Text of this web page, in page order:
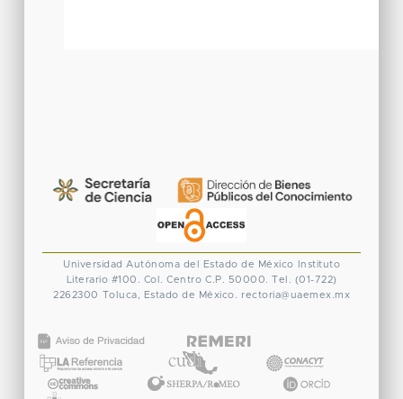
Universidad Autónoma del Estado de México
Instituto
Literario #100. Col. Centro C.P. 50000. Tel. (01-722)
2262300 Toluca, Estado de México. rectoria@uaemex.mx